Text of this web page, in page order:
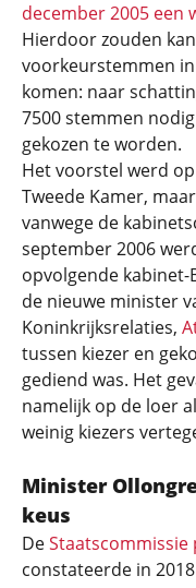
december 2005 een
Hierdoor zouden
voorkeurstemmen
komen: naar
7500 stemmen
gekozen te worden.
Het voorstel werd
Tweede Kamer,
vanwege de
september 2006
opvolgende
de nieuwe minister
Koninkrijksrelaties,
tussen kiezer en
gediend was. Het
namelijk op de loer
weinig kiezers
Minister
keus
De
constateerde in